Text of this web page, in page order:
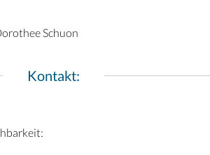
Schuon
Kontakt: